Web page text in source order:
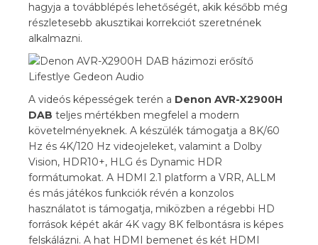
hagyja a továbblépés lehetőségét, akik később még
részletesebb akusztikai korrekciót szeretnének
alkalmazni.
A videós képességek terén a Denon AVR-X2900H
DAB teljes mértékben megfelel a modern
követelményeknek. A készülék támogatja a 8K/60
Hz és 4K/120 Hz videojeleket, valamint a Dolby
Vision, HDR10+, HLG és Dynamic HDR
formátumokat. A HDMI 2.1 platform a VRR, ALLM
és más játékos funkciók révén a konzolos
használatot is támogatja, miközben a régebbi HD
források képét akár 4K vagy 8K felbontásra is képes
felskálázni. A hat HDMI bemenet és két HDMI